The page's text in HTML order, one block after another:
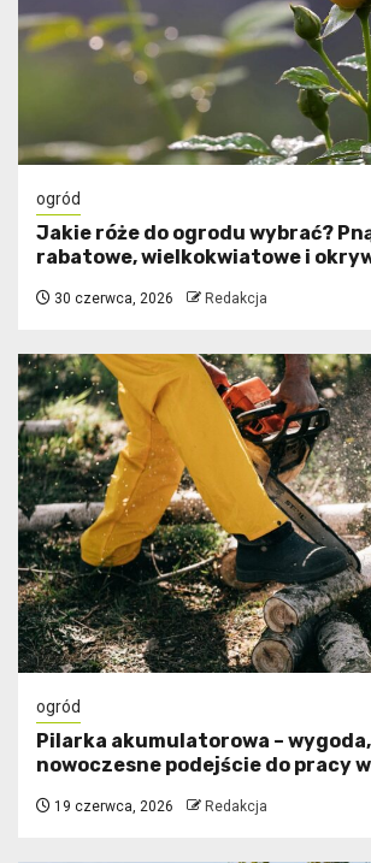
ogród
Jakie róże do ogrodu wybrać?
rabatowe, wielkokwiatowe i
30 czerwca, 2026 Redakcja
ogród
Pilarka akumulatorowa –
nowoczesne podejście do pracy
19 czerwca, 2026 Redakcja